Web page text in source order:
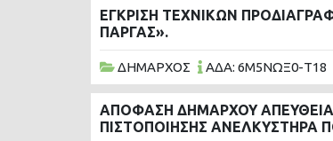
ΕΓΚΡΙΣΗ ΤΕΧΝΙΚΩΝ
ΠΑΡΓΑΣ».
ΔΗΜΑΡΧΟΣ ΑΔΑ: 6Μ5ΝΩΞ0-Τ18
ΑΠΟΦΑΣΗ ΔΗΜΑΡΧΟΥ
ΠΙΣΤΟΠΟΙΗΣΗΣ ΑΝΕΛΚΥΣΤΗΡΑ